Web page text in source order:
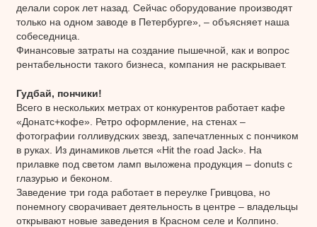
делали сорок лет назад. Сейчас оборудование производят
только на одном заводе в Петербурге», – объясняет наша
собеседница.
Финансовые затраты на создание пышечной, как и вопрос
рентабельности такого бизнеса, компания не раскрывает.
Гудбай, пончики!
Всего в нескольких метрах от конкурентов работает кафе
«Донатс+кофе». Ретро оформление, на стенах –
фотографии голливудских звезд, запечатленных с пончиком
в руках. Из динамиков льется «Hit the road Jack». На
прилавке под светом ламп выложена продукция – donuts с
глазурью и беконом.
Заведение три года работает в переулке Гривцова, но
понемногу сворачивает деятельность в центре – владельцы
открывают новые заведения в Красном селе и Колпино.